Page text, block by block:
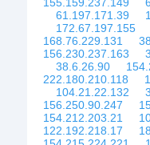
61.197.171.39
172.67.197.155
168.76.229.131
156.230.237.163
38.6.26.90
222.180.210.118
104.21.22.132
156.250.90.247
154.212.203.21
122.192.218.17